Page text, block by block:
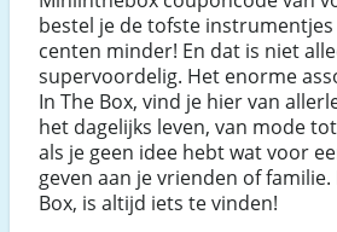
bestel je de tofste
centen minder! En dat is niet
supervoordelig. Het enorme
In The Box, vind je hier van
het dagelijks leven, van mode
als je geen idee hebt wat voor
geven aan je vrienden of familie.
Box, is altijd iets te vinden!